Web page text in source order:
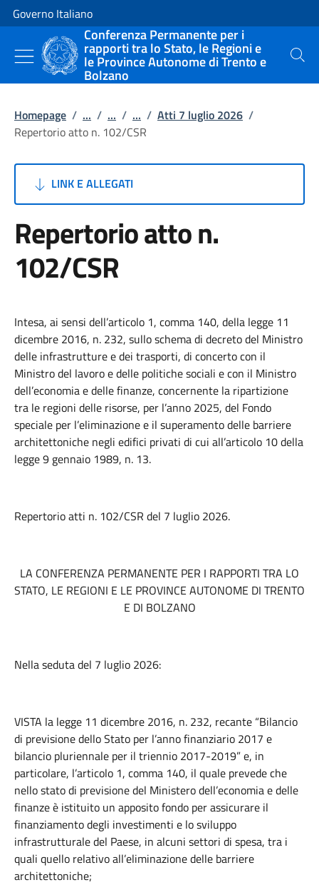
Vai al contenuto
Vai alla navigazione del sito
Governo Italiano
Conferenza Permanente per i
rapporti tra lo Stato, le Regioni e
le Province Autonome di Trento e
Bolzano
Cerca
Homepage / ... / ... / ... / Atti 7 luglio 2026 /
Repertorio atto n. 102/CSR
LINK E ALLEGATI
Repertorio atto n.
102/CSR
Intesa, ai sensi dell’articolo 1, comma 140, della legge 11
dicembre 2016, n. 232, sullo schema di decreto del Ministro
delle infrastrutture e dei trasporti, di concerto con il
Ministro del lavoro e delle politiche sociali e con il Ministro
dell’economia e delle finanze, concernente la ripartizione
tra le regioni delle risorse, per l’anno 2025, del Fondo
speciale per l’eliminazione e il superamento delle barriere
architettoniche negli edifici privati di cui all’articolo 10 della
legge 9 gennaio 1989, n. 13.
Repertorio atti n. 102/CSR del 7 luglio 2026.
LA CONFERENZA PERMANENTE PER I RAPPORTI TRA LO
STATO, LE REGIONI E LE PROVINCE AUTONOME DI TRENTO
E DI BOLZANO
Nella seduta del 7 luglio 2026:
VISTA la legge 11 dicembre 2016, n. 232, recante “Bilancio
di previsione dello Stato per l’anno finanziario 2017 e
bilancio pluriennale per il triennio 2017-2019” e, in
particolare, l’articolo 1, comma 140, il quale prevede che
nello stato di previsione del Ministero dell’economia e delle
finanze è istituito un apposito fondo per assicurare il
finanziamento degli investimenti e lo sviluppo
infrastrutturale del Paese, in alcuni settori di spesa, tra i
quali quello relativo all’eliminazione delle barriere
architettoniche;